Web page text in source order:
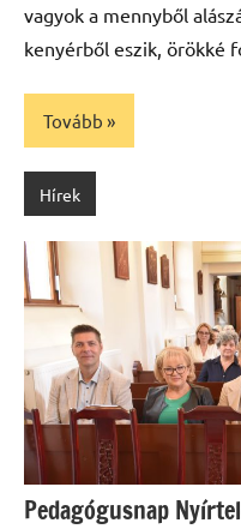
vagyok a mennyből
kenyérből eszik, örökké
Tovább
Hírek
Pedagógusnap